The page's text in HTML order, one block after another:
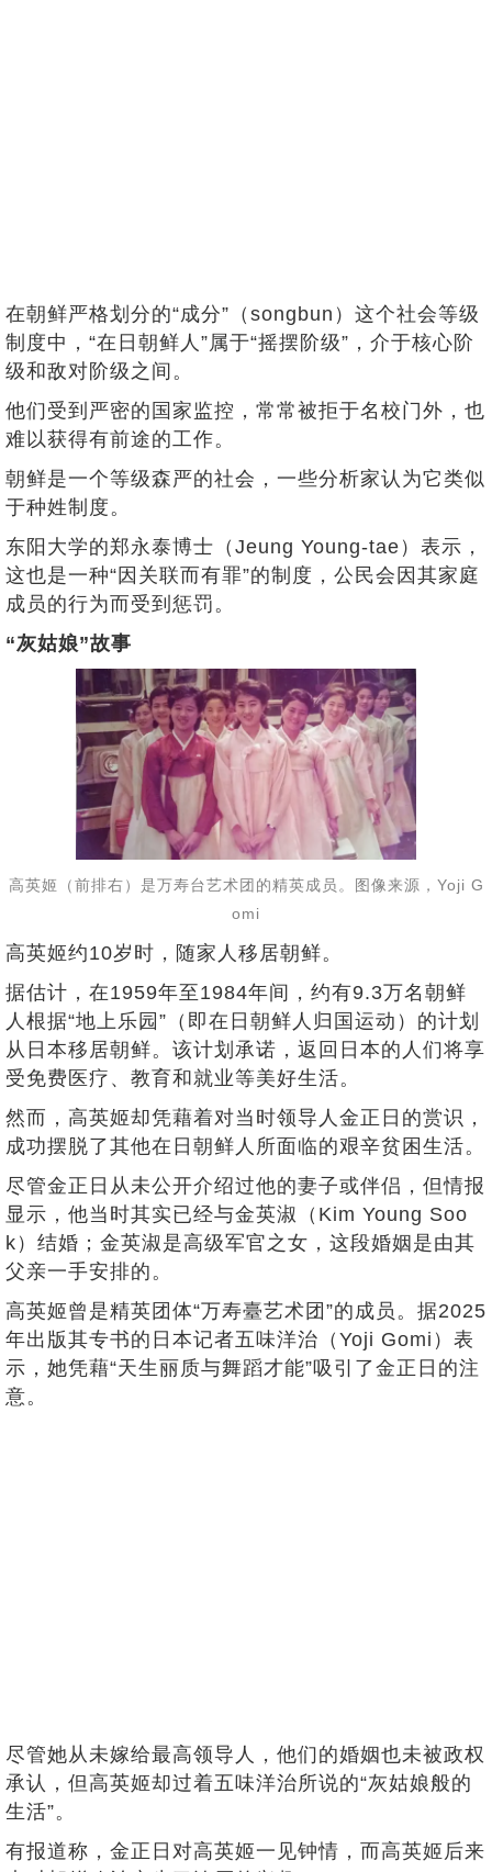
在朝鲜严格划分的“成分”（songbun）这个社会等级
制度中，“在日朝鲜人”属于“摇摆阶级”，介于核心阶
级和敌对阶级之间。
他们受到严密的国家监控，常常被拒于名校门外，也
难以获得有前途的工作。
朝鲜是一个等级森严的社会，一些分析家认为它类似
于种姓制度。
东阳大学的郑永泰博士（Jeung Young-tae）表示，
这也是一种“因关联而有罪”的制度，公民会因其家庭
成员的行为而受到惩罚。
“灰姑娘”故事
高英姬（前排右）是万寿台艺术团的精英成员。图像来源，Yoji G
omi
高英姬约10岁时，随家人移居朝鲜。
据估计，在1959年至1984年间，约有9.3万名朝鲜
人根据“地上乐园”（即在日朝鲜人归国运动）的计划
从日本移居朝鲜。该计划承诺，返回日本的人们将享
受免费医疗、教育和就业等美好生活。
然而，高英姬却凭藉着对当时领导人金正日的赏识，
成功摆脱了其他在日朝鲜人所面临的艰辛贫困生活。
尽管金正日从未公开介绍过他的妻子或伴侣，但情报
显示，他当时其实已经与金英淑（Kim Young Soo
k）结婚；金英淑是高级军官之女，这段婚姻是由其
父亲一手安排的。
高英姬曾是精英团体“万寿臺艺术团”的成员。据2025
年出版其专书的日本记者五味洋治（Yoji Gomi）表
示，她凭藉“天生丽质与舞蹈才能”吸引了金正日的注
意。
尽管她从未嫁给最高领导人，他们的婚姻也未被政权
承认，但高英姬却过着五味洋治所说的“灰姑娘般的
生活”。
有报道称，金正日对高英姬一见钟情，而高英姬后来